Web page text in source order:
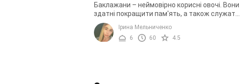
Баклажани – неймовірно корисні овочі. Вони
здатні покращити пам'ять, а також служать
прекрасним антиоксидантом. Крім того,
вживання баклажанів ...
Ірина Мельниченко
6
60 4.5